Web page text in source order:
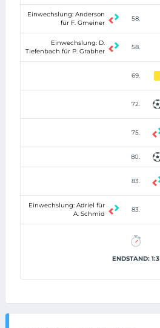
Einwechslung: Anderson
für F. Gmeiner
58.
Einwechslung: D.
Tiefenbach für P. Grabher
58.
69.
72.
75.
80.
83.
Einwechslung: Adriel für
A. Schmid
83.
ENDSTAND: 1:3